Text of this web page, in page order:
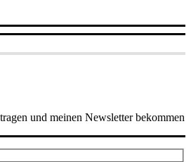
und meinen Newsletter bekommen